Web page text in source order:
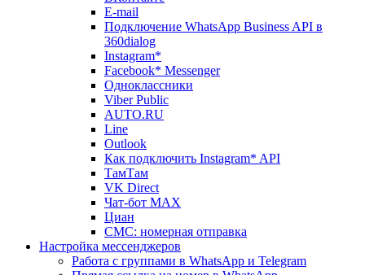
E-mail
Подключение WhatsApp Business API в
360dialog
Instagram*
Facebook* Messenger
Одноклассники
Viber Public
AUTO.RU
Line
Outlook
Как подключить Instagram* API
ТамТам
VK Direct
Чат-бот MAX
Циан
СМС: номерная отправка
Настройка мессенджеров
Работа с группами в WhatsApp и Telegram